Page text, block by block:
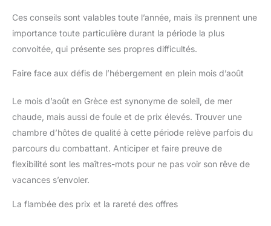
Ces conseils sont valables toute l’année, mais ils prennent une
importance toute particulière durant la période la plus
convoitée, qui présente ses propres difficultés.
Faire face aux défis de l’hébergement en plein mois d’août
Le mois d’août en Grèce est synonyme de soleil, de mer
chaude, mais aussi de foule et de prix élevés. Trouver une
chambre d’hôtes de qualité à cette période relève parfois du
parcours du combattant. Anticiper et faire preuve de
flexibilité sont les maîtres-mots pour ne pas voir son rêve de
vacances s’envoler.
La flambée des prix et la rareté des offres